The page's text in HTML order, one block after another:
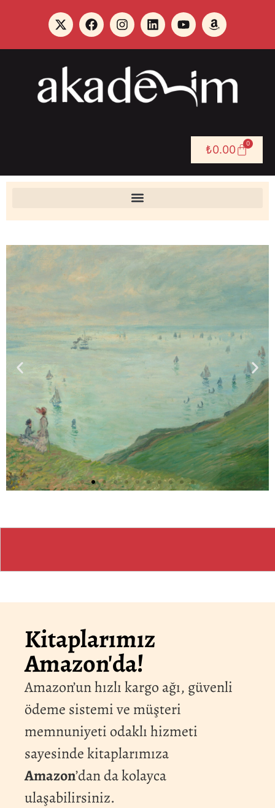
₺0.00 0
Bütünlüklü,
Güncel
Referans
Kılavuz:
Estetiğin
Tarihi
Platon’dan Rancière’e,
Baumgarten’dan Beauvoir’a,
İhvân-ı Safâ’dan İbn Rüşd’e
kapsamlı bir kılavuz metin.
Kitaplarımız
Amazon'da!
Amazon’un hızlı kargo ağı, güvenli
ödeme sistemi ve müşteri
memnuniyeti odaklı hizmeti
sayesinde kitaplarımıza
Amazon’dan da kolayca
ulaşabilirsiniz.